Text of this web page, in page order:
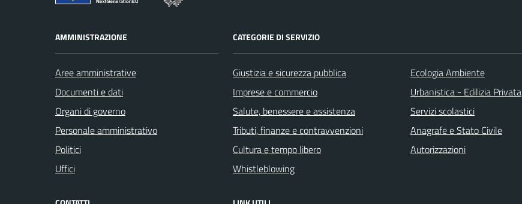
AMMINISTRAZIONE
Aree amministrative
Documenti e dati
Organi di governo
Personale amministrativo
Politici
Uffici
CATEGORIE DI SERVIZIO
Giustizia e sicurezza pubblica
Imprese e commercio
Salute, benessere e assistenza
Tributi, finanze e contravvenzioni
Cultura e tempo libero
Whistleblowing
Ecologia Ambiente
Urbanistica - Edilizia Privata
Servizi scolastici
Anagrafe e Stato Civile
Autorizzazioni